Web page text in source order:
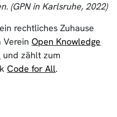
(GPN in Karlsruhe, 2022)
rechtliches Zuhause
Verein Open Knowledge
und zählt zum
Code for All.